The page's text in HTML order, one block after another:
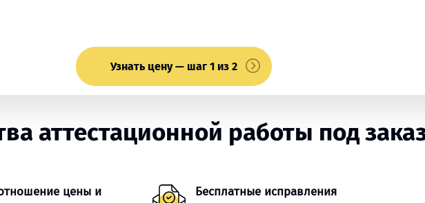
Узнать цену — шаг 1 из 2
аттестационной работы под
цены и
Бесплатные исправления